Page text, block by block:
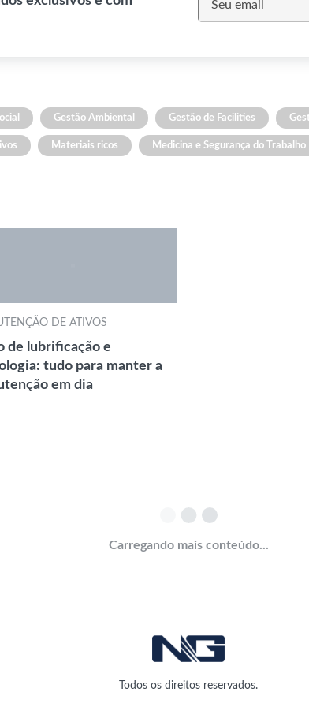
Gestão Ambiental Gestão de Facilities
Materiais ricos Medicina e Segurança do Trabalho
DE ATIVOS
de lubrificação e
tudo para manter a
em dia
Carregando mais conteúdo...
Todos os direitos reservados.